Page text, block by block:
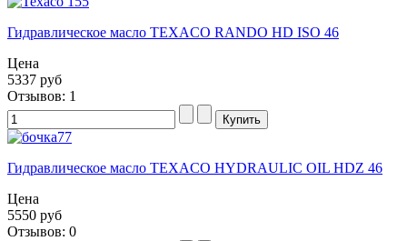
Гидравлическое масло TEXACO RANDO HD ISO 46
Цена
5337 руб
Отзывов: 1
Гидравлическое масло TEXACO HYDRAULIC OIL HDZ 46
Цена
5550 руб
Отзывов: 0